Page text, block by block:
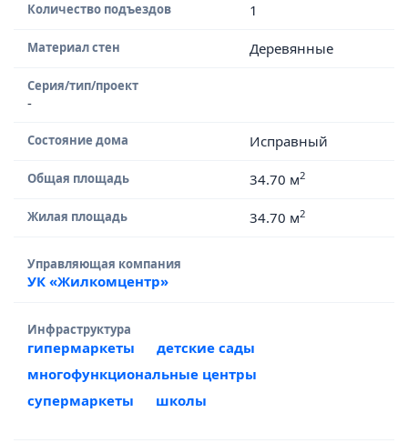
Количество подъездов 1
Материал стен Деревянные
Серия/тип/проект
-
Состояние дома Исправный
Общая площадь 34.70 м2
Жилая площадь 34.70 м2
Управляющая компания
УК «Жилкомцентр»
Инфраструктура
гипермаркеты
детские сады
многофункциональные центры
супермаркеты
школы